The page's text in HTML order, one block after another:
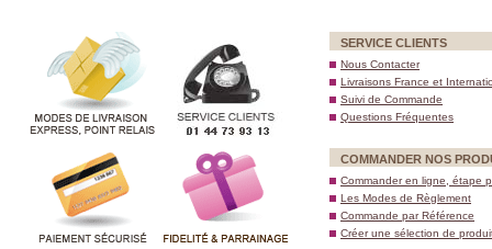
SERVICE CLIENTS
Nous Contacter
Livraisons France et
Suivi de Commande
Questions Fréquentes
COMMANDER NOS
Commander en ligne, étape
Les Modes de Règlement
Commande par Référence
Créer une sélection de